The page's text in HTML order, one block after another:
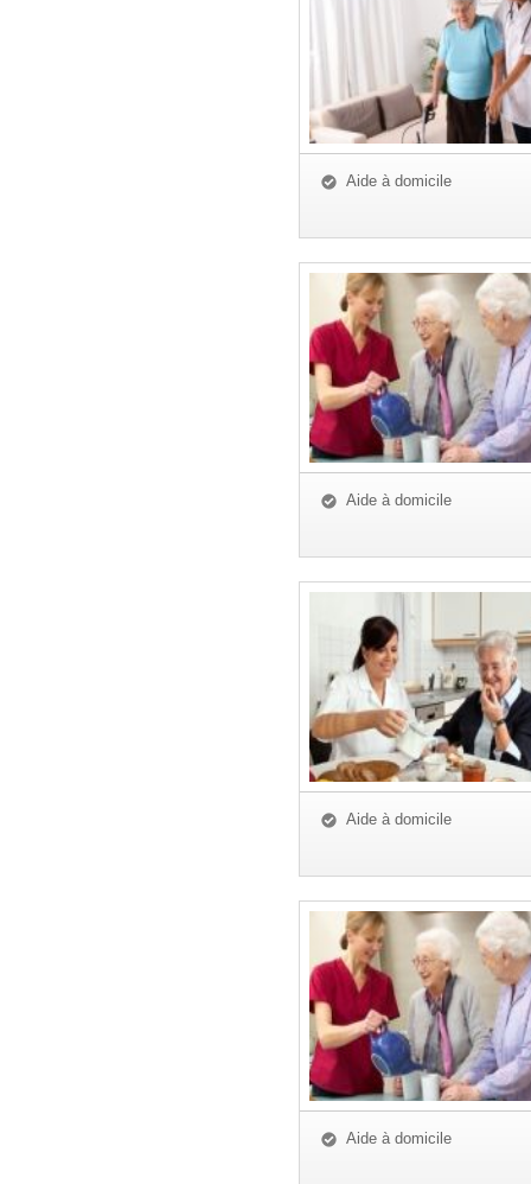
Aide à domicile
Aide à domicile
Aide à domicile
Aide à domicile